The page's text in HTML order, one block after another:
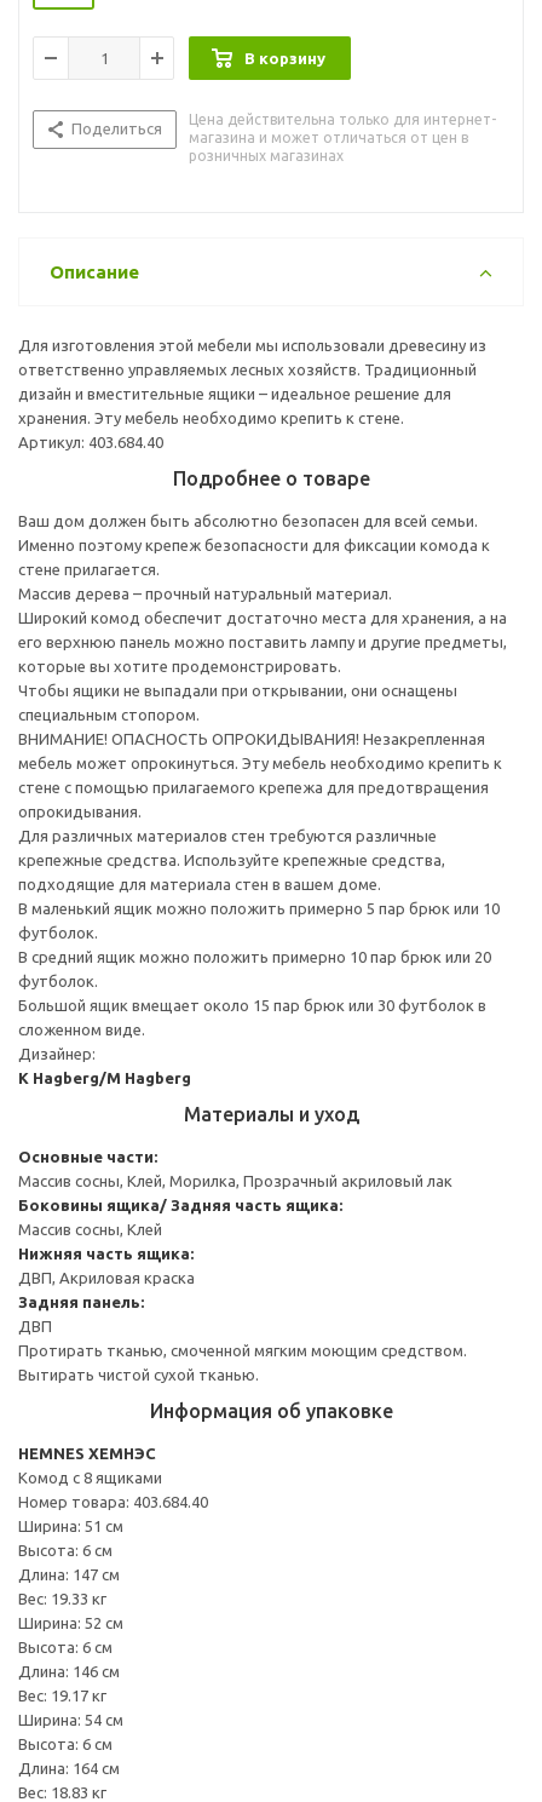
В корзину
Поделиться
Цена действительна только для интернет-
магазина и может отличаться от цен в
розничных магазинах
Описание
Для изготовления этой мебели мы использовали древесину из
ответственно управляемых лесных хозяйств. Традиционный
дизайн и вместительные ящики – идеальное решение для
хранения. Эту мебель необходимо крепить к стене.
Артикул: 403.684.40
Подробнее о товаре
Ваш дом должен быть абсолютно безопасен для всей семьи.
Именно поэтому крепеж безопасности для фиксации комода к
стене прилагается.
Массив дерева – прочный натуральный материал.
Широкий комод обеспечит достаточно места для хранения, а на
его верхнюю панель можно поставить лампу и другие предметы,
которые вы хотите продемонстрировать.
Чтобы ящики не выпадали при открывании, они оснащены
специальным стопором.
ВНИМАНИЕ! ОПАСНОСТЬ ОПРОКИДЫВАНИЯ! Незакрепленная
мебель может опрокинуться. Эту мебель необходимо крепить к
стене с помощью прилагаемого крепежа для предотвращения
опрокидывания.
Для различных материалов стен требуются различные
крепежные средства. Используйте крепежные средства,
подходящие для материала стен в вашем доме.
В маленький ящик можно положить примерно 5 пар брюк или 10
футболок.
В средний ящик можно положить примерно 10 пар брюк или 20
футболок.
Большой ящик вмещает около 15 пар брюк или 30 футболок в
сложенном виде.
Дизайнер:
K Hagberg/M Hagberg
Материалы и уход
Основные части:
Массив сосны, Клей, Морилка, Прозрачный акриловый лак
Боковины ящика/ Задняя часть ящика:
Массив сосны, Клей
Нижняя часть ящика:
ДВП, Акриловая краска
Задняя панель:
ДВП
Протирать тканью, смоченной мягким моющим средством.
Вытирать чистой сухой тканью.
Информация об упаковке
HEMNES ХЕМНЭС
Комод с 8 ящиками
Номер товара: 403.684.40
Ширина: 51 см
Высота: 6 см
Длина: 147 см
Вес: 19.33 кг
Ширина: 52 см
Высота: 6 см
Длина: 146 см
Вес: 19.17 кг
Ширина: 54 см
Высота: 6 см
Длина: 164 см
Вес: 18.83 кг